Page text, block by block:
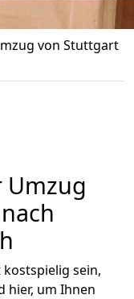
von Stuttgart
Umzug
sein,
hier, um Ihnen